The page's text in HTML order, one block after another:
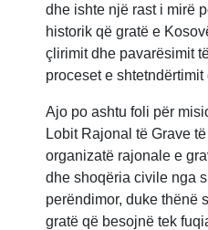
dhe ishte një rast i mirë
historik që gratë e
çlirimit dhe pavarësimit
proceset e
Ajo po ashtu foli për
Lobit Rajonal të Grave
organizatë rajonale e
dhe shoqëria civile nga
perëndimor, duke thënë
gratë që besojnë tek